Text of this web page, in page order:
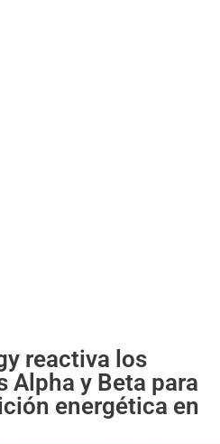
reactiva los
Alpha y Beta para
energética en